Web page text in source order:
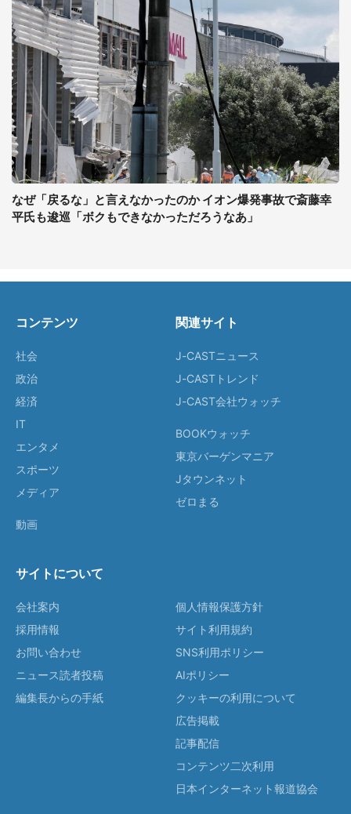
なぜ「戻るな」と言えなかったのか イオン爆発事故で斎藤幸
平氏も逡巡「ボクもできなかっただろうなあ」
コンテンツ
社会
政治
経済
IT
エンタメ
スポーツ
メディア
動画
関連サイト
J-CASTニュース
J-CASTトレンド
J-CAST会社ウォッチ
BOOKウォッチ
東京バーゲンマニア
Jタウンネット
ゼロまる
サイトについて
会社案内
採用情報
お問い合わせ
ニュース読者投稿
編集長からの手紙
個人情報保護方針
サイト利用規約
SNS利用ポリシー
AIポリシー
クッキーの利用について
広告掲載
記事配信
コンテンツ二次利用
日本インターネット報道協会